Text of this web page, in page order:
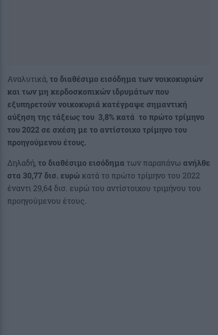
Αναλυτικά,το διαθέσιμο εισόδημα των νοικοκυριών
και των μη κερδοσκοπικών ιδρυμάτων που
εξυπηρετούν νοικοκυριά κατέγραψε σημαντική
αύξηση της τάξεως του 3,8% κατά το πρώτο τρίμηνο
του 2022 σε σχέση με το αντίστοιχο τρίμηνο του
προηγούμενου έτους.
Δηλαδή,το διαθέσιμο εισόδημα των παραπάνω ανήλθε
στα 30,77 δισ. ευρώκατά το πρώτο τρίμηνο του 2022
έναντι 29,64 δισ. ευρώ του αντίστοιχου τριμήνου του
προηγούμενου έτους.